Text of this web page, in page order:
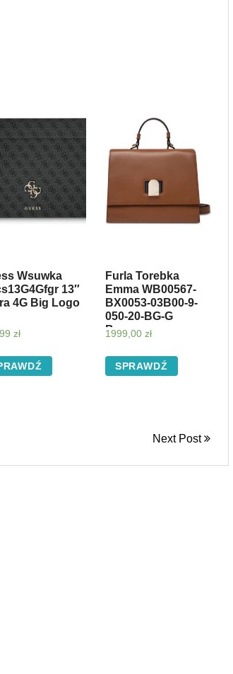
Wsuwka
13″
4G Big Logo
zł
Furla Torebka
Emma WB00567-
BX0053-03B00-9-
050-20-BG-G
Brązowy
1999,00 zł
SPRAWDŹ
Next Post